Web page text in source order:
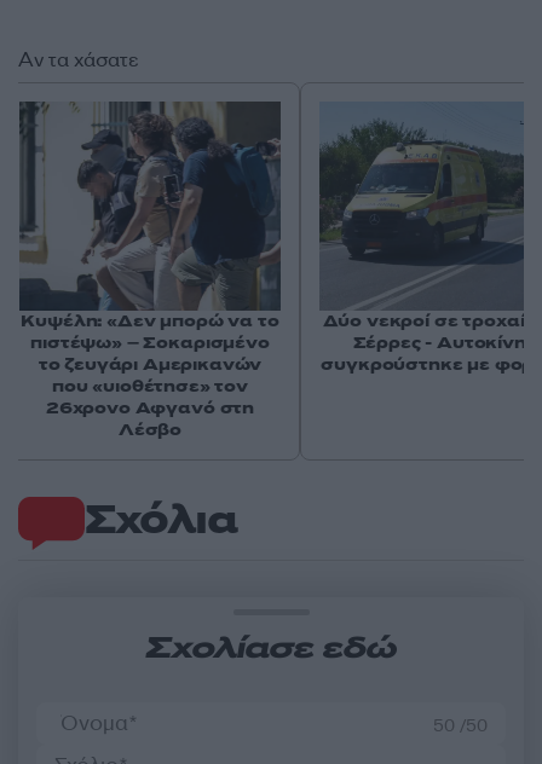
Σχόλια
Σχολίασε εδώ
50 /50
Αν τα χάσατε
Κυψέλη: «Δεν μπορώ να το
πιστέψω» – Σοκαρισμένο
το ζευγάρι Αμερικανών
που «υιοθέτησε» τον
26χρονο Αφγανό στη
Λέσβο
Δύο νεκροί σε τροχαίο
Σέρρες -
συγκρούστηκε με